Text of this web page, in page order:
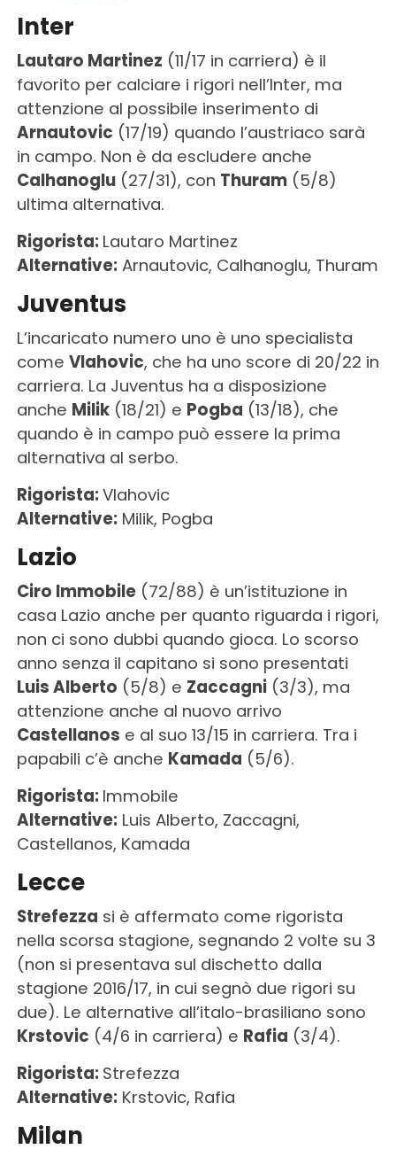
Inter
Lautaro Martinez (11/17 in carriera) è il
favorito per calciare i rigori nell’Inter, ma
attenzione al possibile inserimento di
Arnautovic (17/19) quando l’austriaco sarà
in campo. Non è da escludere anche
Calhanoglu(27/31), con Thuram(5/8)
ultima alternativa.
Rigorista: Lautaro Martinez
Alternative:Arnautovic, Calhanoglu, Thuram
Juventus
L’incaricato numero uno è uno specialista
come Vlahovic, che ha uno score di 20/22 in
carriera. La Juventus ha a disposizione
anche Milik(18/21) e Pogba (13/18), che
quando è in campo può essere la prima
alternativa al serbo.
Rigorista:Vlahovic
Alternative:Milik, Pogba
Lazio
Ciro Immobile(72/88) è un’istituzione in
casa Lazio anche per quanto riguarda i rigori,
non ci sono dubbi quando gioca. Lo scorso
anno senza il capitano si sono presentati
Luis Alberto (5/8) e Zaccagni(3/3), ma
attenzione anche al nuovo arrivo
Castellanos e al suo 13/15 in carriera. Tra i
papabili c’è anche Kamada (5/6).
Rigorista: Immobile
Alternative:Luis Alberto, Zaccagni,
Castellanos, Kamada
Lecce
Strefezza si è affermato come rigorista
nella scorsa stagione, segnando 2 volte su 3
(non si presentava sul dischetto dalla
stagione 2016/17, in cui segnò due rigori su
due). Le alternative all’italo-brasiliano sono
Krstovic (4/6 in carriera) e Rafia (3/4).
Rigorista: Strefezza
Alternative:Krstovic, Rafia
Milan